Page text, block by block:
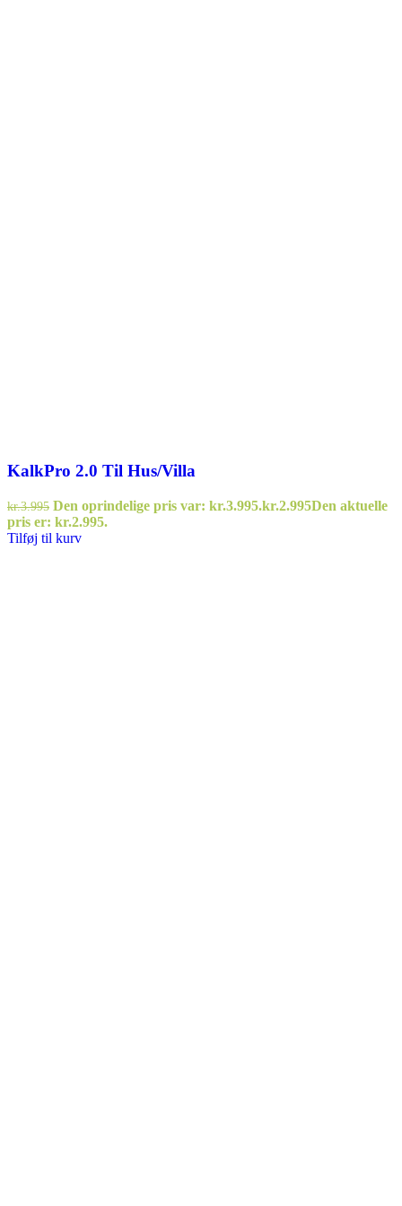
KalkPro 2.0 Til Hus/Villa
kr.3.995 Den oprindelige pris var: kr.3.995.kr.2.995Den aktuelle
pris er: kr.2.995.
Tilføj til kurv